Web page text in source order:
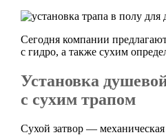
Сегодня компании
с гидро, а также сухим
Установка
с сухим трапом
Сухой затвор — механическая